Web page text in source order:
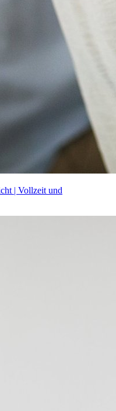
| Vollzeit und